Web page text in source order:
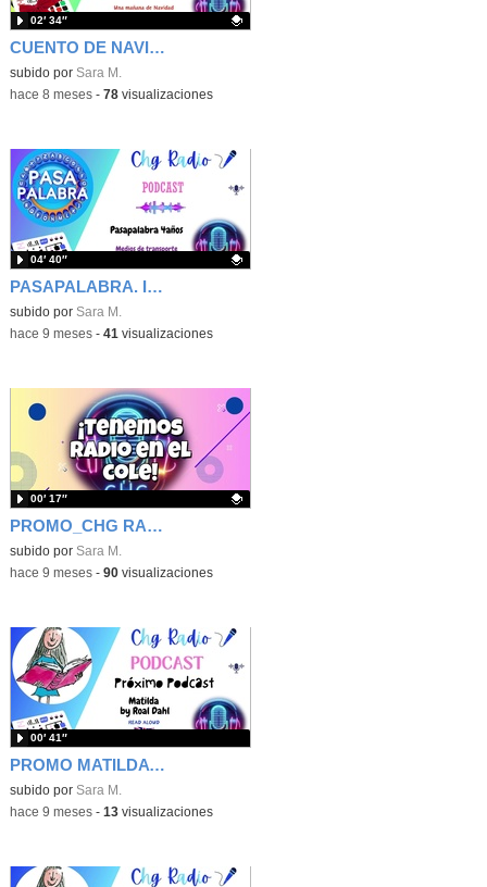
CUENTO DE NAVIDAD
Contenido educativo.
subido por Sara M.
02′ 34″
-hace 8 meses- 78visualizaciones
PASAPALABRA. INFANTIL 4 AÑOS. Medios de transporte
Contenido educativo.
subido por Sara M.
04′ 40″
-hace 9 meses- 41 visualizaciones
PROMO_CHG RADIO
Contenido educativo.
subido por Sara M.
00′ 17″
-hace 9 meses- 90visualizaciones
PROMO MATILDA BY ROAL DAHL READ BY YEAR 5
subido por Sara M.
00′ 41″
-hace 9 meses- 13visualizaciones